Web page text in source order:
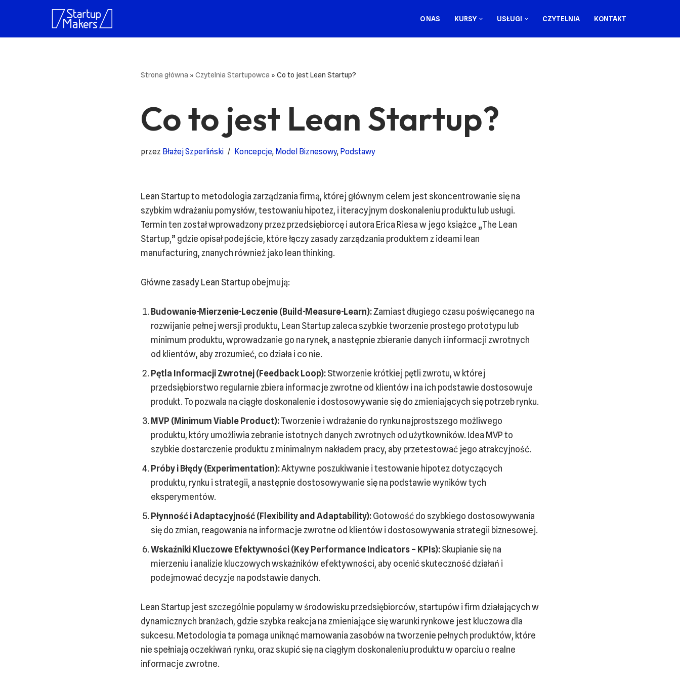
O NAS KURSY USŁUGI CZYTELNIA KONTAKT
Strona główna » Czytelnia Startupowca » Co to jest Lean Startup?
Co to jest Lean Startup?
przez Błażej Szperliński Koncepcje, Model Biznesowy, Podstawy
Lean Startup to metodologia zarządzania firmą, której głównym celem jest skoncentrowanie się na
szybkim wdrażaniu pomysłów, testowaniu hipotez, i iteracyjnym doskonaleniu produktu lub usługi.
Termin ten został wprowadzony przez przedsiębiorcę i autora Erica Riesa w jego książce „The Lean
Startup,” gdzie opisał podejście, które łączy zasady zarządzania produktem z ideami lean
manufacturing, znanych również jako lean thinking.
Główne zasady Lean Startup obejmują:
Budowanie-Mierzenie-Leczenie (Build-Measure-Learn):Zamiast długiego czasu poświęcanego na
rozwijanie pełnej wersji produktu, Lean Startup zaleca szybkie tworzenie prostego prototypu lub
minimum produktu, wprowadzanie go na rynek, a następnie zbieranie danych i informacji zwrotnych
od klientów, aby zrozumieć, co działa i co nie.
Pętla Informacji Zwrotnej (Feedback Loop):Stworzenie krótkiej pętli zwrotu, w której
przedsiębiorstwo regularnie zbiera informacje zwrotne od klientów i na ich podstawie dostosowuje
produkt. To pozwala na ciągłe doskonalenie i dostosowywanie się do zmieniających się potrzeb rynku.
MVP (Minimum Viable Product):Tworzenie i wdrażanie do rynku najprostszego możliwego
produktu, który umożliwia zebranie istotnych danych zwrotnych od użytkowników. Idea MVP to
szybkie dostarczenie produktu z minimalnym nakładem pracy, aby przetestować jego atrakcyjność.
Próby i Błędy (Experimentation):Aktywne poszukiwanie i testowanie hipotez dotyczących
produktu, rynku i strategii, a następnie dostosowywanie się na podstawie wyników tych
eksperymentów.
Płynność i Adaptacyjność (Flexibility and Adaptability):Gotowość do szybkiego dostosowywania
się do zmian, reagowania na informacje zwrotne od klientów i dostosowywania strategii biznesowej.
Wskaźniki Kluczowe Efektywności (Key Performance Indicators – KPIs):Skupianie się na
mierzeniu i analizie kluczowych wskaźników efektywności, aby ocenić skuteczność działań i
podejmować decyzje na podstawie danych.
Lean Startup jest szczególnie popularny w środowisku przedsiębiorców, startupów i firm działających w
dynamicznych branżach, gdzie szybka reakcja na zmieniające się warunki rynkowe jest kluczowa dla
sukcesu. Metodologia ta pomaga uniknąć marnowania zasobów na tworzenie pełnych produktów, które
nie spełniają oczekiwań rynku, oraz skupić się na ciągłym doskonaleniu produktu w oparciu o realne
informacje zwrotne.